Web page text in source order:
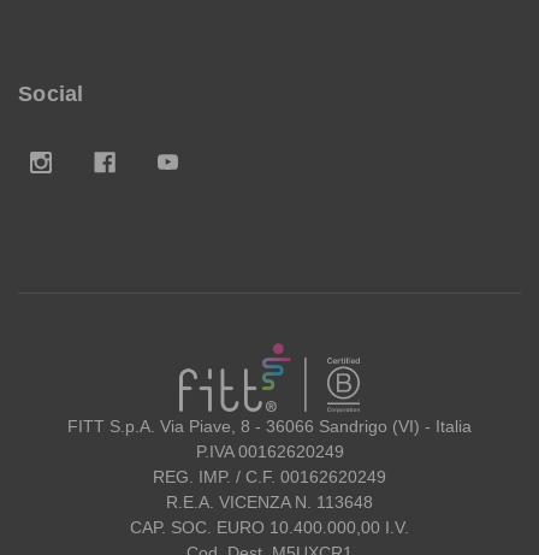
Social
FITT
FITT S.p.A. Via Piave, 8 - 36066 Sandrigo (VI) - Italia
P.IVA 00162620249
REG. IMP. / C.F. 00162620249
R.E.A. VICENZA N. 113648
CAP. SOC. EURO 10.400.000,00 I.V.